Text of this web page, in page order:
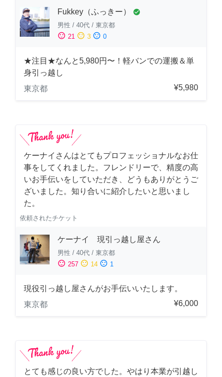
Fukkey（ふっきー） check_circle
男性 / 40代 / 東京都
sentiment_satisfied 21 sentiment_neutral 3 sentiment_dissatisfied 0
★注目★なんと5,980円〜！軽バンでの運搬＆単
身引っ越し
東京都
¥5,980
ケーナイさんはとてもプロフェッショナルなお仕
事をしてくれました。フレンドリーで、精度の高
いお手伝いをしていただき、どうもありがとうご
ざいました。知り合いに紹介したいと思いまし
た。
依頼されたチケット
ケーナイ 現引っ越し屋さん
男性 / 40代 / 東京都
sentiment_satisfied 257 sentiment_neutral 14 sentiment_dissatisfied 1
現役引っ越し屋さんがお手伝いいたします。
東京都
¥6,000
とても感じの良い方でした。やはり本業が引越し